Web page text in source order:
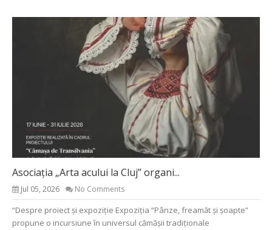
Asociația „Arta acului la Cluj” organi...
Jul 05, 2026 No Comments
“Despre proiect și expoziție Expoziția “Pânze, freamăt și șoapte”
propune o incursiune în universul cămășii tradiționale